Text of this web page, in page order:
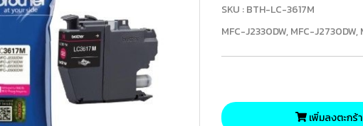
SKU : BTH-LC-3617M
MFC-J2330DW, MFC-
เพิ่มลงตะกร้า